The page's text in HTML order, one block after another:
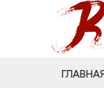
ГЛАВНАЯ